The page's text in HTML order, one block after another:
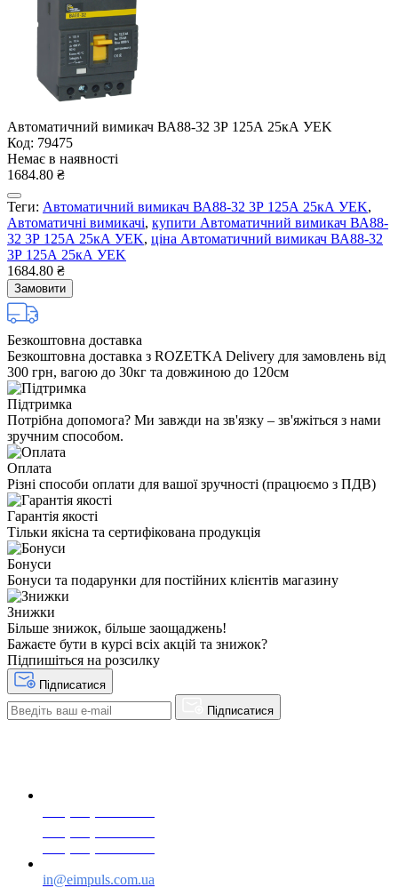
Автоматичний вимикач ВА88-32 3Р 125А 25кА УEK
Код: 79475
Немає в наявності
1684.80 ₴
Теги: Автоматичний вимикач ВА88-32 3Р 125А 25кА УEK,
Автоматичні вимикачі, купити Автоматичний вимикач ВА88-
32 3Р 125А 25кА УEK, ціна Автоматичний вимикач ВА88-32
3Р 125А 25кА УEK
1684.80 ₴
Замовити
Безкоштовна доставка
Безкоштовна доставка з ROZETKA Delivery для замовлень від
300 грн, вагою до 30кг та довжиною до 120см
Підтримка
Потрібна допомога? Ми завжди на зв'язку – зв'яжіться з нами
зручним способом.
Оплата
Різні способи оплати для вашої зручності (працюємо з ПДВ)
Гарантія якості
Тільки якісна та сертифікована продукція
Бонуси
Бонуси та подарунки для постійних клієнтів магазину
Знижки
Більше знижок, більше заощаджень!
Бажаєте бути в курсі всіх акцій та знижок?
Підпишіться на розсилку
Підписатися
Підписатися
in@eimpuls.com.ua